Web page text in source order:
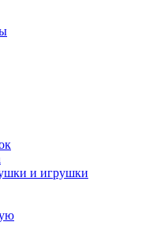
и игрушки